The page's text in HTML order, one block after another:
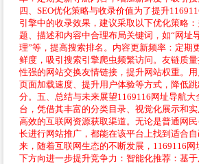
四、SEO优化策略与收录价值为了提升
引擎中的收录效果，建议采取以下优化策略
题、描述和内容中合理布局关键词，如“网址
理”等，提高搜索排名。内容更新频率：定期
鲜度，吸引搜索引擎爬虫频繁访问。友链质
性强的网站交换友情链接，提升网站权重。
页面加载速度、提升用户体验等方式，降低
分。五、总结与未来展望1169116网址导航
台，凭借其丰富的分类目录、视觉化展示和
高效的互联网资源获取渠道。无论是普通网
长进行网站推广，都能在该平台上找到适合
来，随着互联网生态的不断发展，1169116网
下方向进一步提升竞争力：智能化推荐：基